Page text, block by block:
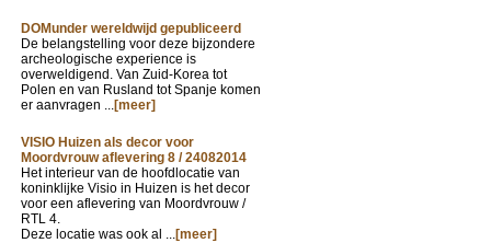
DOMunder wereldwijd gepubliceerd
De belangstelling voor deze bijzondere
archeologische experience is
overweldigend. Van Zuid-Korea tot
Polen en van Rusland tot Spanje komen
er aanvragen ...[meer]
VISIO Huizen als decor voor
Moordvrouw aflevering 8 / 24082014
Het interieur van de hoofdlocatie van
koninklijke Visio in Huizen is het decor
voor een aflevering van Moordvrouw /
RTL 4.
Deze locatie was ook al ...[meer]